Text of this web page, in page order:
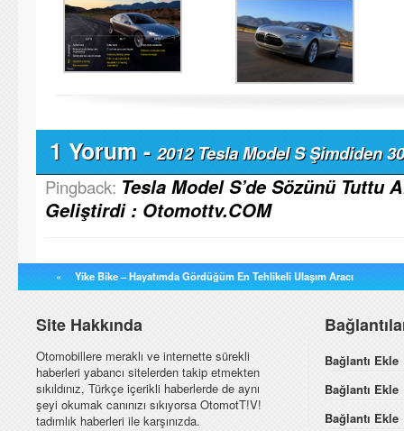
1 Yorum - 2012 Tesla Model S Şimdiden
Pingback: Tesla Model S’de Sözünü Tuttu
Geliştirdi : Otomottv.COM
« Yike Bike – Hayatımda Gördüğüm En Tehlikeli Ulaşım Aracı
Site Hakkında
Otomobillere meraklı ve internette sürekli
haberleri yabancı sitelerden takip etmekten
sıkıldınız, Türkçe içerikli haberlerde de aynı
şeyi okumak canınızı sıkıyorsa OtomotT!V!
tadımlık haberleri ile karşınızda.
Bağlantı Ekle
Bağlantı Ekle
Bağlantı Ekle